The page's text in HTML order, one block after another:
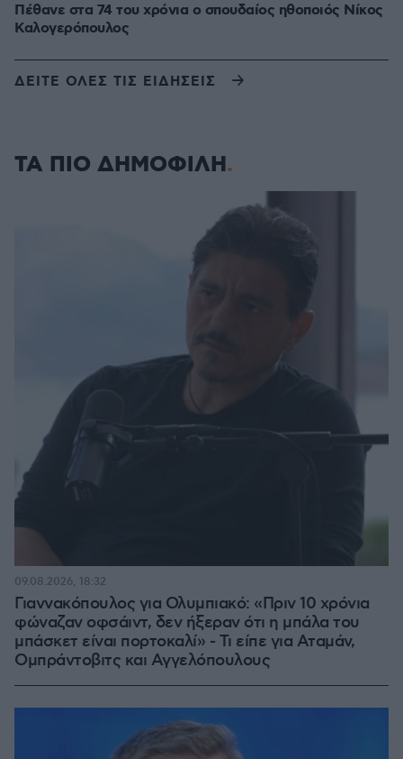
Πέθανε στα 74 του χρόνια ο σπουδαίος ηθοποιός Νίκος
Καλογερόπουλος
ΔΕΙΤΕ ΟΛΕΣ ΤΙΣ ΕΙΔΗΣΕΙΣ
ΤΑ ΠΙΟ ΔΗΜΟΦΙΛΗ
Γιαννακόπουλος για Ολυμπιακό: «Πριν 10 χρόνια
φώναζαν οφσάιντ, δεν ήξεραν ότι η μπάλα του
μπάσκετ είναι πορτοκαλί» - Τι είπε για Αταμάν,
Ομπράντοβιτς και Αγγελόπουλους
09.08.2026, 18:32